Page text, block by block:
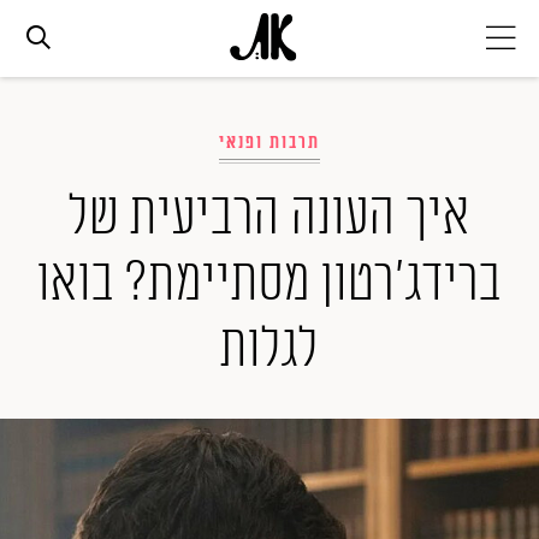
אופנה
ביוטי
סלבס
ערוצים נוספים
תרבות ופנאי
איך העונה הרביעית של
ברידג'רטון מסתיימת? בואו
לגלות